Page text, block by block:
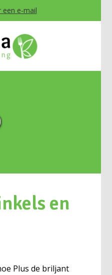
een e-mail
en
Plus de briljant